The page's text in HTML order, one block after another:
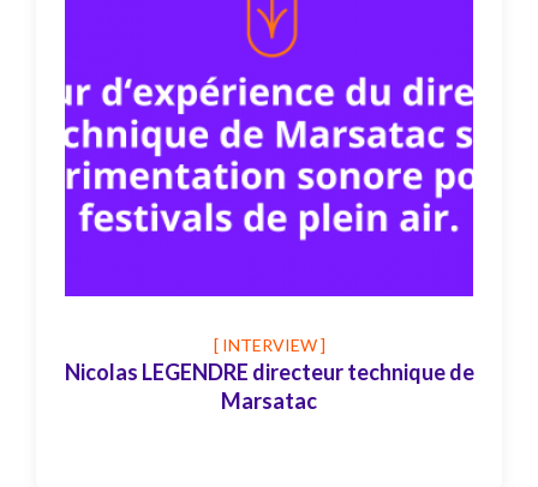
[ INTERVIEW ]
Nicolas LEGENDRE directeur technique de
Marsatac